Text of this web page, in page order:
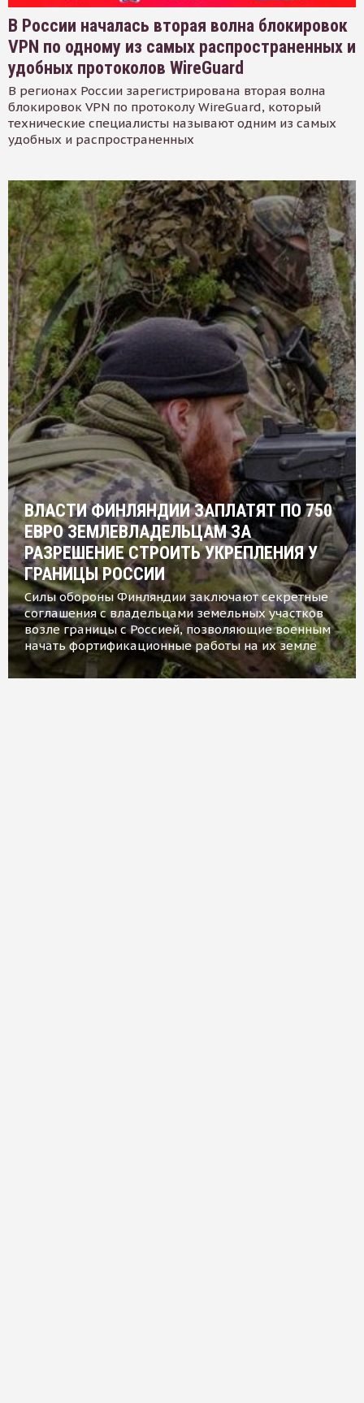
В России началась вторая волна блокировок
VPN по одному из самых распространенных и
удобных протоколов WireGuard
В регионах России зарегистрирована вторая волна
блокировок VPN по протоколу WireGuard, который
технические специалисты называют одним из самых
удобных и распространенных
ВЛАСТИ ФИНЛЯНДИИ ЗАПЛАТЯТ ПО 750
ЕВРО ЗЕМЛЕВЛАДЕЛЬЦАМ ЗА
РАЗРЕШЕНИЕ СТРОИТЬ УКРЕПЛЕНИЯ У
ГРАНИЦЫ РОССИИ
Силы обороны Финляндии заключают секретные
соглашения с владельцами земельных участков
возле границы с Россией, позволяющие военным
начать фортификационные работы на их земле